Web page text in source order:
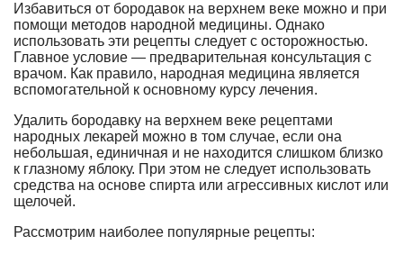
Избавиться от бородавок на верхнем веке можно и при
помощи методов народной медицины. Однако
использовать эти рецепты следует с осторожностью.
Главное условие — предварительная консультация с
врачом. Как правило, народная медицина является
вспомогательной к основному курсу лечения.
Удалить бородавку на верхнем веке рецептами
народных лекарей можно в том случае, если она
небольшая, единичная и не находится слишком близко
к глазному яблоку. При этом не следует использовать
средства на основе спирта или агрессивных кислот или
щелочей.
Рассмотрим наиболее популярные рецепты: